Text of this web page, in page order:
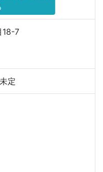
18-7
定